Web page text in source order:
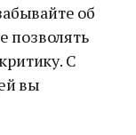
об
позволять
С
вы